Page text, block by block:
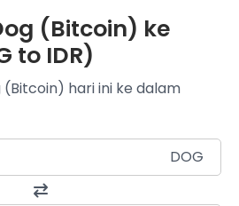
(Bitcoin) ke
to IDR)
(Bitcoin) hari ini ke dalam
DOG